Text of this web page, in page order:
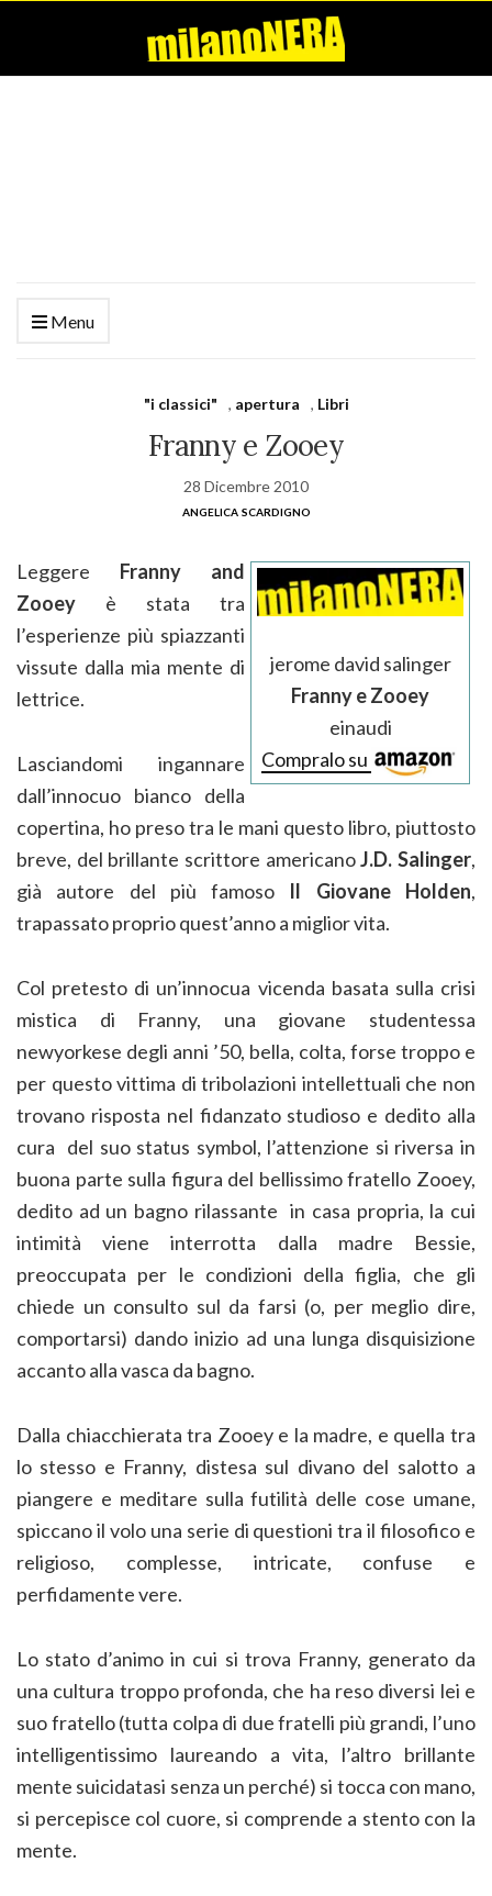
Menu
"i classici" , apertura , Libri
Franny e Zooey
28 Dicembre 2010
angelica scardigno
jerome david salinger
Franny e Zooey
einaudi
Compralo su
Leggere Franny and
Zooey è stata tra
l’esperienze più spiazzanti
vissute dalla mia mente di
lettrice.
Lasciandomi ingannare
dall’innocuo bianco della
copertina, ho preso tra le mani questo libro, piuttosto
breve, del brillante scrittore americanoJ.D. Salinger,
già autore del più famoso Il Giovane Holden,
trapassato proprio quest’anno a miglior vita.
Col pretesto di un’innocua vicenda basata sulla crisi
mistica di Franny, una giovane studentessa
newyorkese degli anni ’50, bella, colta, forse troppo e
per questo vittima di tribolazioni intellettuali che non
trovano risposta nel fidanzato studioso e dedito alla
cura del suo status symbol, l’attenzione si riversa in
buona parte sulla figura del bellissimo fratello Zooey,
dedito ad un bagno rilassante in casa propria, la cui
intimità viene interrotta dalla madre Bessie,
preoccupata per le condizioni della figlia, che gli
chiede un consulto sul da farsi (o, per meglio dire,
comportarsi) dando inizio ad una lunga disquisizione
accanto alla vasca da bagno.
Dalla chiacchierata tra Zooey e la madre, e quella tra
lo stesso e Franny, distesa sul divano del salotto a
piangere e meditare sulla futilità delle cose umane,
spiccano il volo una serie di questioni tra il filosofico e
religioso, complesse, intricate, confuse e
perfidamente vere.
Lo stato d’animo in cui si trova Franny, generato da
una cultura troppo profonda, che ha reso diversi lei e
suo fratello (tutta colpa di due fratelli più grandi, l’uno
intelligentissimo laureando a vita, l’altro brillante
mente suicidatasi senza un perché) si tocca con mano,
si percepisce col cuore, si comprende a stento con la
mente.